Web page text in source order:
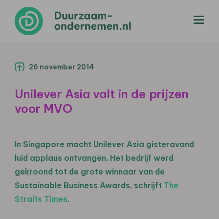
26 november 2014
Unilever Asia valt in de prijzen
voor MVO
In Singapore mocht Unilever Asia gisteravond
luid applaus ontvangen. Het bedrijf werd
gekroond tot de grote winnaar van de
Sustainable Business Awards, schrijft The
Straits Times.